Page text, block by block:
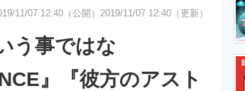
経営リーダーのコ
IT製品の技術・比較・事例 製造業のIT導入・
11/07 12:40（公開） 2019/11/07 12:40（更新）
う事ではな
』『彼方のアスト